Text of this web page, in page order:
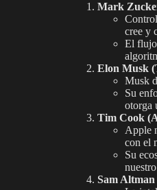
Mark
cree y
El flujo
Elon Musk
Musk
Su
otorga
Tim Cook
Apple
con el
Su
Sam